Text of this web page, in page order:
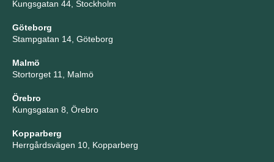
Kungsgatan 44, Stockholm
Göteborg
Stampgatan 14, Göteborg
Malmö
Stortorget 11, Malmö
Örebro
Kungsgatan 8, Örebro
Kopparberg
Herrgårdsvägen 10, Kopparberg